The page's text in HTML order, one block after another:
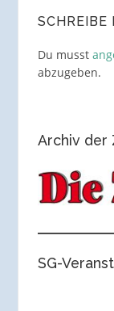
SCHREIBE
Du musst
abzugeben.
Archiv der
SG-